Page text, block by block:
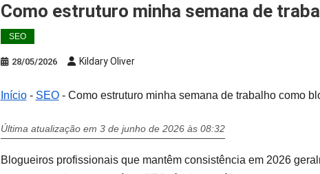
Como estruturo minha semana de
SEO
28/05/2026 Kildary Oliver
Início- SEO- Como estruturo minha semana de trabalho como
Última atualização em 3 de junho de 2026 às 08:32
Blogueiros profissionais que mantêm consistência em 2026